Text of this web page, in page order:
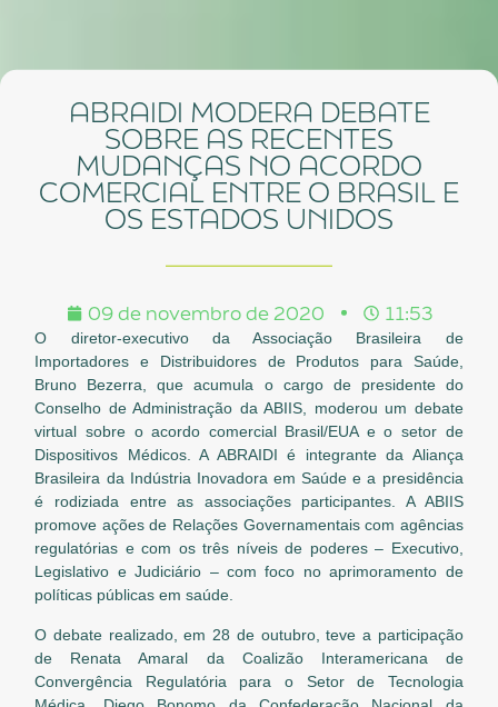
ABRAIDI MODERA DEBATE
SOBRE AS RECENTES
MUDANÇAS NO ACORDO
COMERCIAL ENTRE O BRASIL E
OS ESTADOS UNIDOS
09 de novembro de 2020 11:53
O diretor-executivo da Associação Brasileira de
Importadores e Distribuidores de Produtos para Saúde,
Bruno Bezerra, que acumula o cargo de presidente do
Conselho de Administração da ABIIS, moderou um debate
virtual sobre o acordo comercial Brasil/EUA e o setor de
Dispositivos Médicos. A ABRAIDI é integrante da Aliança
Brasileira da Indústria Inovadora em Saúde e a presidência
é rodiziada entre as associações participantes. A ABIIS
promove ações de Relações Governamentais com agências
regulatórias e com os três níveis de poderes – Executivo,
Legislativo e Judiciário – com foco no aprimoramento de
políticas públicas em saúde.
O debate realizado, em 28 de outubro, teve a participação
de Renata Amaral da Coalizão Interamericana de
Convergência Regulatória para o Setor de Tecnologia